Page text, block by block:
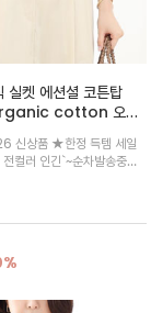
실켓 에션셜 코튼탑
cotton 오가
련되고 기본 컬러 웨이
튼으로 은은한 광택과
신상품 ★한정 득템 세일
컬러 인긴`~순차발송중
착용 시에도 꾸안꾸(꾸민
무드를 연출하세요